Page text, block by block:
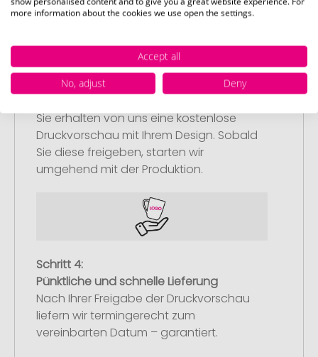
Schritt 3:
Artikelvorschau und Freigabe
Sie erhalten von uns eine kostenlose
Druckvorschau mit Ihrem Design. Sobald
Sie diese freigeben, starten wir
umgehend mit der Produktion.
Schritt 4:
Pünktliche und schnelle Lieferung
Nach Ihrer Freigabe der Druckvorschau
liefern wir termingerecht zum
vereinbarten Datum – garantiert.
more information about the cookies we use open the settings.
Accept all
No, adjust
Deny